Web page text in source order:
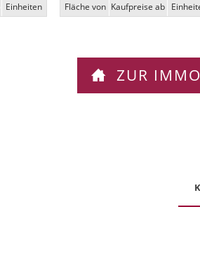
Ein­heiten
Fläche von Kaufpreise ab
ZUR